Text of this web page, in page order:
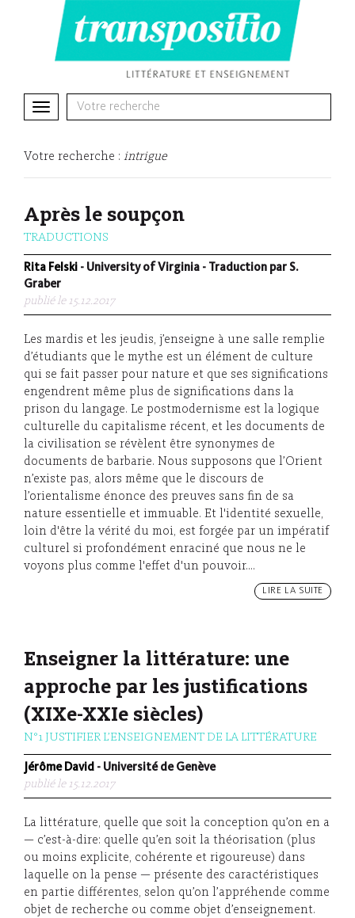
Toggle
Votre recherche : intrigue
Après le soupçon
TRADUCTIONS
Rita Felski - University of Virginia - Traduction par S.
Graber
publié le 15.12.2017
Les mardis et les jeudis, j’enseigne à une salle remplie
d’étudiants que le mythe est un élément de culture
qui se fait passer pour nature et que ses significations
engendrent même plus de significations dans la
prison du langage. Le postmodernisme est la logique
culturelle du capitalisme récent, et les documents de
la civilisation se révèlent être synonymes de
documents de barbarie. Nous supposons que l’Orient
n’existe pas, alors même que le discours de
l’orientalisme énonce des preuves sans fin de sa
nature essentielle et immuable. Et l'identité sexuelle,
loin d'être la vérité du moi, est forgée par un impératif
culturel si profondément enraciné que nous ne le
voyons plus comme l'effet d'un pouvoir....
LIRE LA SUITE
Enseigner la littérature: une
approche par les justifications
(XIXe-XXIe siècles)
N°1 JUSTIFIER L’ENSEIGNEMENT DE LA LITTÉRATURE
Jérôme David - Université de Genève
publié le 15.12.2017
La littérature, quelle que soit la conception qu’on en a
— c’est-à-dire: quelle qu’en soit la théorisation (plus
ou moins explicite, cohérente et rigoureuse) dans
laquelle on la pense — présente des caractéristiques
en partie différentes, selon qu’on l’appréhende comme
objet de recherche ou comme objet d’enseignement.